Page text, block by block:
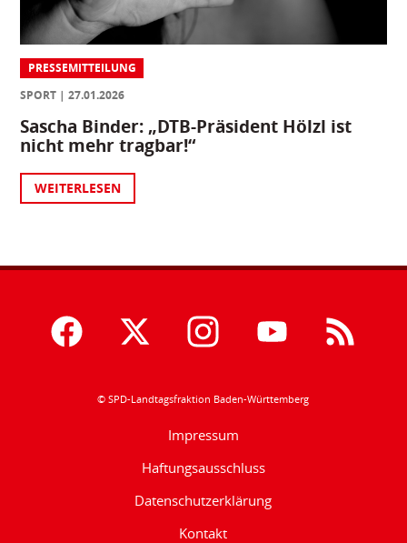
PRESSEMITTEILUNG
SPORT
27.01.2026
Sascha Binder: „DTB-Präsident Hölzl ist
nicht mehr tragbar!“
WEITERLESEN
© SPD-Landtagsfraktion Baden-Württemberg
Impressum
Haftungsausschluss
Datenschutzerklärung
Kontakt